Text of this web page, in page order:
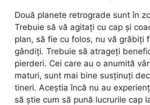
Două planete retrograde sunt în
Trebuie să vă agitați cu cap și
plan, să fie cu folos, nu vă grăbiți
gândiți. Trebuie să atrageți
pierderi. Cei care au o anumită
maturi, sunt mai bine susținuți
tineri. Aceștia încă nu au
să știe cum să pună lucrurile cap